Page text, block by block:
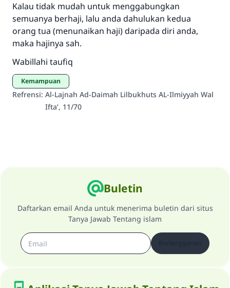
Kalau tidak mudah untuk menggabungkan
semuanya berhaji, lalu anda dahulukan kedua
orang tua (menunaikan haji) daripada diri anda,
maka hajinya sah.
Wabillahi taufiq
Kemampuan
Refrensi: Al-Lajnah Ad-Daimah Lilbukhuts AL-Ilmiyyah Wal
Ifta’, 11/70
Buletin
Daftarkan email Anda untuk menerima buletin dari situs
Tanya Jawab Tentang islam
Bantu kami dalam memberikan jawaban untuk umat
Rasulullah ﷺ bersabda
"Siapa yang menunjukkan suatu kebaikan,
meka dia akan mendapatkan pahala yang
sama dengan orang yang melakukannya"